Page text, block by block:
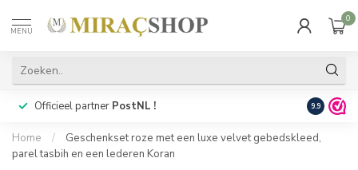
MENU
0
Officieel partner PostNL ! Snelle
9.9
Home /
Geschenkset roze met een luxe velvet gebedskleed,
parel tasbih en een lederen Koran